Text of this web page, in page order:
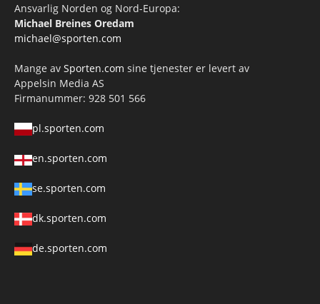
Ansvarlig Norden og Nord-Europa:
Michael Breines Oredam
michael@sporten.com
Mange av Sporten.com sine tjenester er levert av
Appelsin Media AS
Firmanummer: 928 501 566
pl.sporten.com
en.sporten.com
se.sporten.com
dk.sporten.com
de.sporten.com